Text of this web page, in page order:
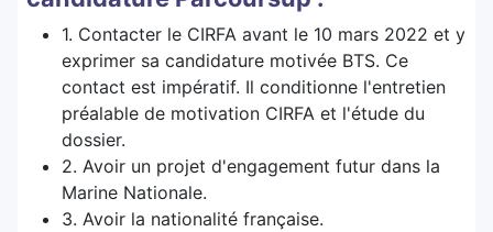
1. Contacter le CIRFA avant le 10 mars 2022 et y
exprimer sa candidature motivée BTS. Ce
contact est impératif. Il conditionne l'entretien
préalable de motivation CIRFA et l'étude du
dossier.
2. Avoir un projet d'engagement futur dans la
Marine Nationale.
3. Avoir la nationalité française.